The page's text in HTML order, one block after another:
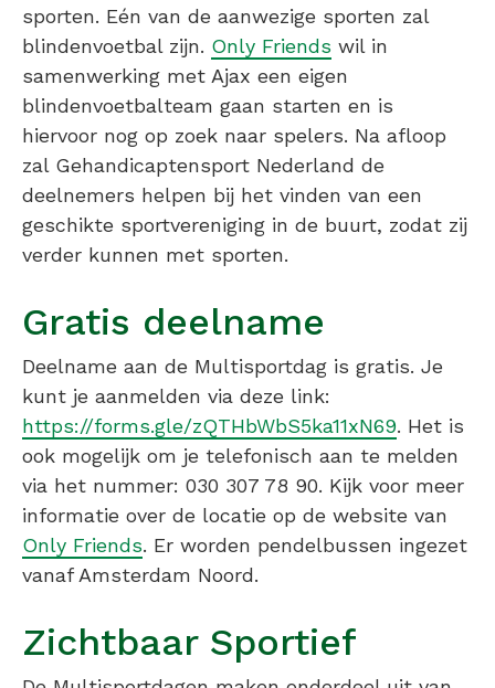
sporten. Eén van de aanwezige sporten zal
blindenvoetbal zijn. Only Friends wil in
samenwerking met Ajax een eigen
blindenvoetbalteam gaan starten en is
hiervoor nog op zoek naar spelers. Na afloop
zal Gehandicaptensport Nederland de
deelnemers helpen bij het vinden van een
geschikte sportvereniging in de buurt, zodat zij
verder kunnen met sporten.
Gratis deelname
Deelname aan de Multisportdag is gratis. Je
kunt je aanmelden via deze link:
https://forms.gle/zQTHbWbS5ka11xN69. Het is
ook mogelijk om je telefonisch aan te melden
via het nummer: 030 307 78 90. Kijk voor meer
informatie over de locatie op de website van
Only Friends. Er worden pendelbussen ingezet
vanaf Amsterdam Noord.
Zichtbaar Sportief